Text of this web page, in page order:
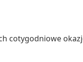
cotygodniowe